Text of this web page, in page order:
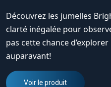
Découvrez les jumelles
clarté inégalée pour
pas cette chance
auparavant!
Voir le produit